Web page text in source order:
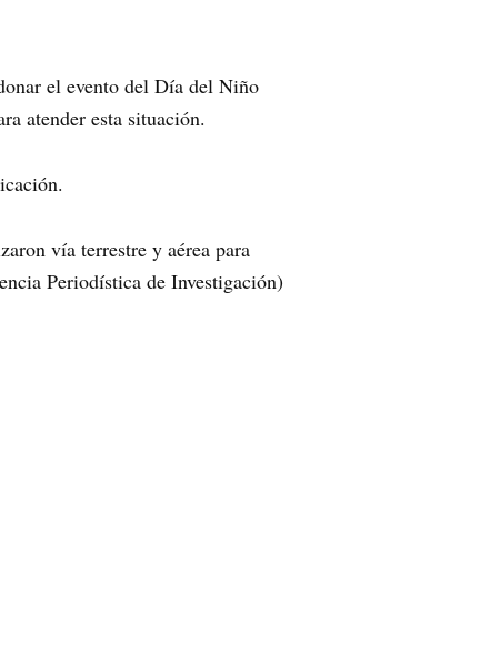
el evento del Día del Niño
atender esta situación.
vía terrestre y aérea para
Periodística de Investigación)